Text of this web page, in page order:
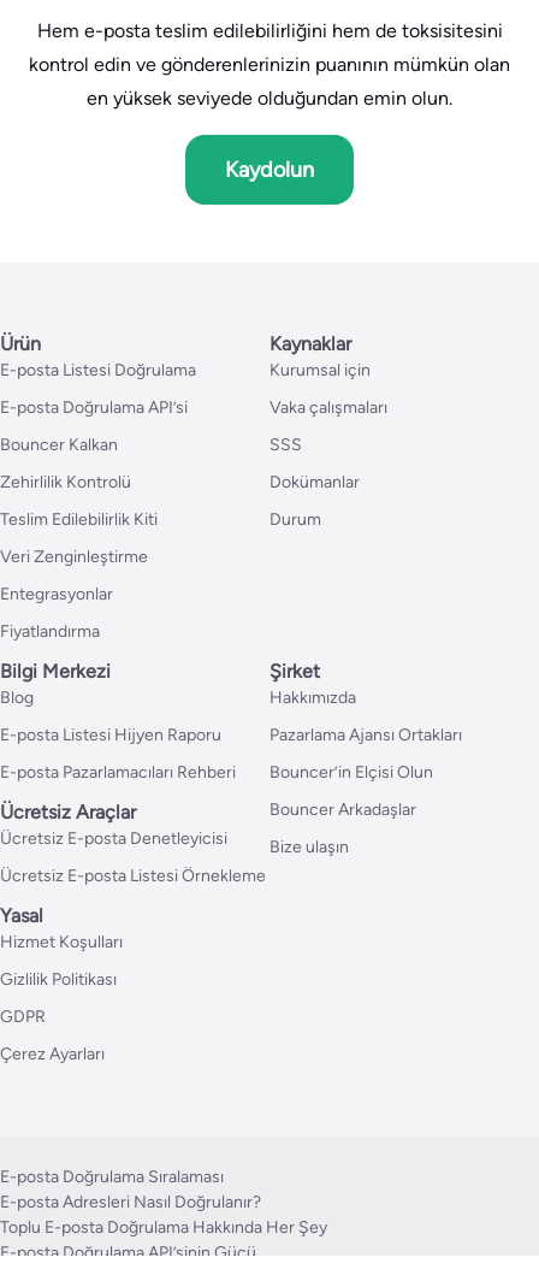
Hem e-posta teslim edilebilirliğini hem de toksisitesini
kontrol edin ve gönderenlerinizin puanının mümkün olan
en yüksek seviyede olduğundan emin olun.
Kaydolun
Ürün
E-posta Listesi Doğrulama
E-posta Doğrulama API’si
Bouncer Kalkan
Zehirlilik Kontrolü
Teslim Edilebilirlik Kiti
Veri Zenginleştirme
Entegrasyonlar
Fiyatlandırma
Kaynaklar
Kurumsal için
Vaka çalışmaları
SSS
Dokümanlar
Durum
Bilgi Merkezi
Blog
E-posta Listesi Hijyen Raporu
E-posta Pazarlamacıları Rehberi
Ücretsiz Araçlar
Ücretsiz E-posta Denetleyicisi
Ücretsiz E-posta Listesi Örnekleme
Şirket
Hakkımızda
Pazarlama Ajansı Ortakları
Bouncer’in Elçisi Olun
Bouncer Arkadaşlar
Bize ulaşın
Yasal
Hizmet Koşulları
Gizlilik Politikası
GDPR
Çerez Ayarları
E-posta Doğrulama Sıralaması
E-posta Adresleri Nasıl Doğrulanır?
Toplu E-posta Doğrulama Hakkında Her Şey
E-posta Doğrulama API’sinin Gücü